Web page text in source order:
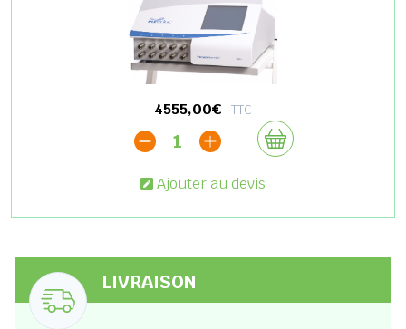
4555,00€ TTC
1
Ajouter au devis
LIVRAISON